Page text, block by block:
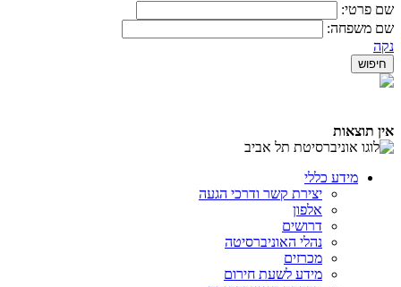
שם פרטי:
שם משפחה:
נקה
אין תוצאות
מידע כללי
יצירת קשר ודרכי הגעה
אלפון
דרושים
נהלי האוניברסיטה
מכרזים
מידע לשעת חירום